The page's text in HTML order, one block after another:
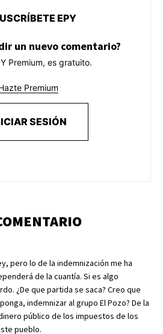
USCRÍBETE EPY
un nuevo comentario?
Premium, es gratuito.
Premium
SESIÓN
pero lo de la indemnización me ha
de la cuantía. Si es algo
¿De que partida se saca? Creo que
indemnizar al grupo El Pozo? De la
público de los impuestos de los
pueblo.